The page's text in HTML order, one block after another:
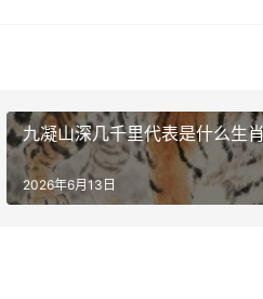
九凝山深几千里代表是什么生
2026年6月13日